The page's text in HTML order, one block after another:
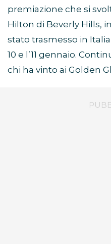
premiazione che si
Hilton di Beverly Hills,
stato trasmesso in
10 e l’11 gennaio.
chi ha vinto ai Golden